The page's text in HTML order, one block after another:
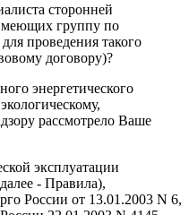
сторонней
группу по
проведения такого
договору)?
энергетического
рассмотрело Ваше
эксплуатации
- Правила),
России от 13.01.2003 N 6,